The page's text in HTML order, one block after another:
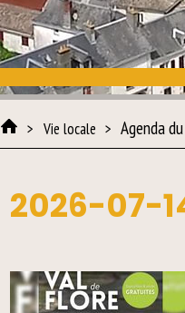
Vie locale Agenda
2026-07-